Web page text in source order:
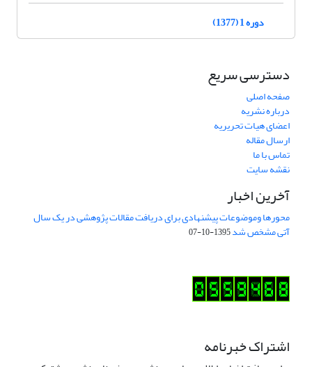
دوره 1 (1377)
دسترسی سریع
صفحه اصلی
درباره نشریه
اعضای هیات تحریریه
ارسال مقاله
تماس با ما
نقشه سایت
آخرین اخبار
محورها وموضوعات پیشنهادی برای دریافت مقالات پژوهشی در یک سال
آتی مشخص شد1395-10-07
اشتراک خبرنامه